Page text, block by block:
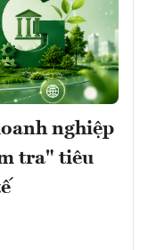
nghiệp
tra" tiêu